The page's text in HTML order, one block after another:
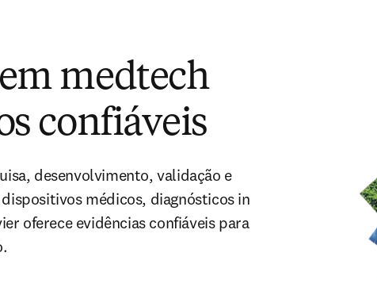
medtech
confiáveis
desenvolvimento, validação e
médicos, diagnósticos in
oferece evidências confiáveis para